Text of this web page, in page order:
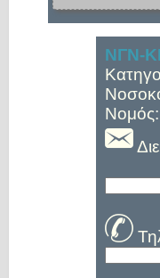
ΝΓΝ-
Νομός: